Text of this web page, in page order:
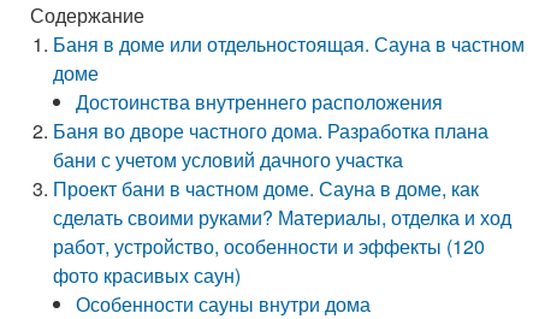
Содержание
Баня в доме или отдельностоящая. Сауна в частном
доме
Достоинства внутреннего расположения
Баня во дворе частного дома. Разработка плана
бани с учетом условий дачного участка
Проект бани в частном доме. Сауна в доме, как
сделать своими руками? Материалы, отделка и ход
работ, устройство, особенности и эффекты (120
фото красивых саун)
Особенности сауны внутри дома